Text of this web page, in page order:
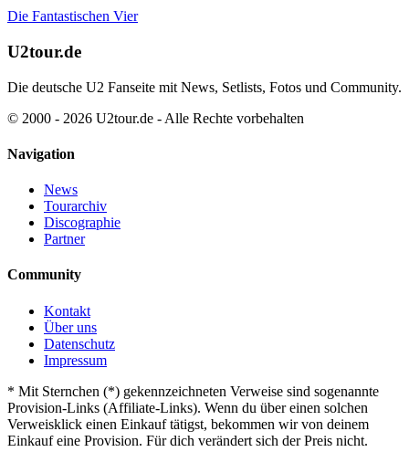
Die Fantastischen Vier
U2tour.de
Die deutsche U2 Fanseite mit News, Setlists, Fotos und Community.
© 2000 - 2026 U2tour.de - Alle Rechte vorbehalten
Navigation
News
Tourarchiv
Discographie
Partner
Community
Kontakt
Über uns
Datenschutz
Impressum
* Mit Sternchen (*) gekennzeichneten Verweise sind sogenannte
Provision-Links (Affiliate-Links). Wenn du über einen solchen
Verweisklick einen Einkauf tätigst, bekommen wir von deinem
Einkauf eine Provision. Für dich verändert sich der Preis nicht.